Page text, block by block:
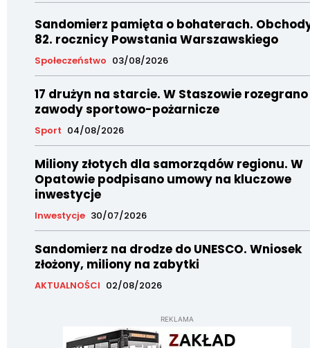
Sandomierz pamięta o bohaterach.
82. rocznicy Powstania Warszawskiego
Społeczeństwo 03/08/2026
17 drużyn na starcie. W Staszowie rozegrano
zawody sportowo-pożarnicze
Sport 04/08/2026
Miliony złotych dla samorządów regionu. W
Opatowie podpisano umowy na kluczowe
inwestycje
Inwestycje 30/07/2026
Sandomierz na drodze do UNESCO. Wniosek
złożony, miliony na zabytki
AKTUALNOŚCI 02/08/2026
REKLAMA